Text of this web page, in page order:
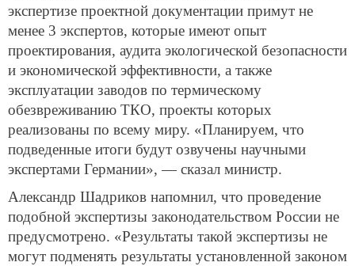
экспертизе проектной документации примут не
менее 3 экспертов, которые имеют опыт
проектирования, аудита экологической безопасности
и экономической эффективности, а также
эксплуатации заводов по термическому
обезвреживанию ТКО, проекты которых
реализованы по всему миру. «Планируем, что
подведенные итоги будут озвучены научными
экспертами Германии», — сказал министр.
Александр Шадриков напомнил, что проведение
подобной экспертизы законодательством России не
предусмотрено. «Результаты такой экспертизы не
могут подменять результаты установленной законом